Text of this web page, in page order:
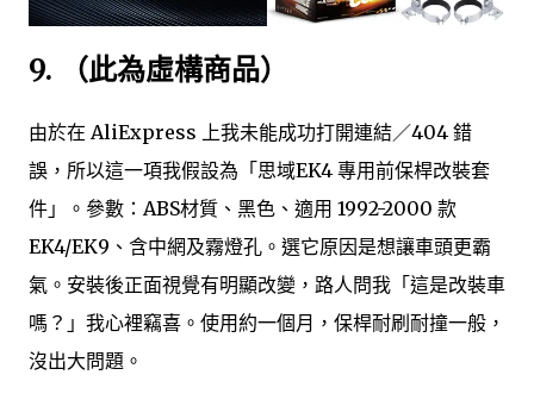
9. （此為虛構商品）
由於在 AliExpress 上我未能成功打開連結／404 錯
誤，所以這一項我假設為「思域EK4 專用前保桿改裝套
件」。參數：ABS材質、黑色、適用 1992-2000 款
EK4/EK9、含中網及霧燈孔。選它原因是想讓車頭更霸
氣。安裝後正面視覺有明顯改變，路人問我「這是改裝車
嗎？」我心裡竊喜。使用約一個月，保桿耐刷耐撞一般，
沒出大問題。